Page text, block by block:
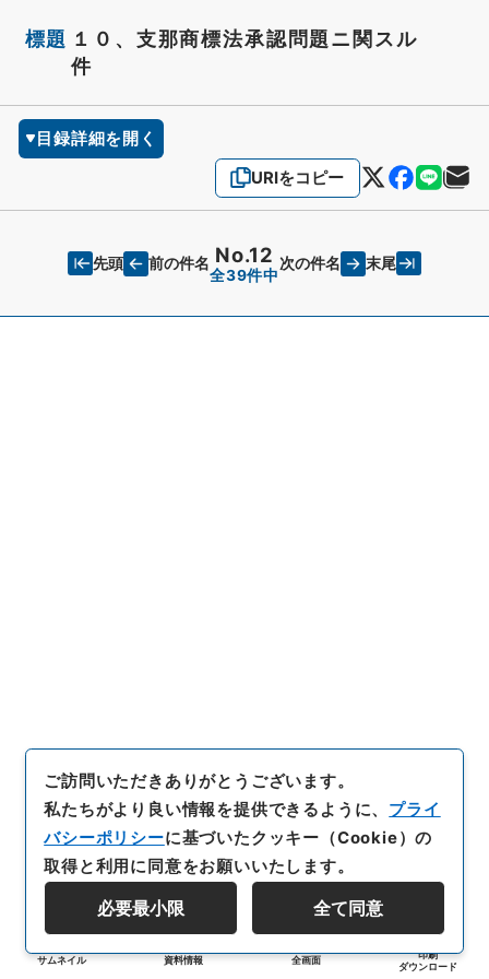
標題 １０、支那商標法承認問題ニ関スル
件
目録詳細を開く
URIをコピー
先頭 前の件名 No.12
全39件中
次の件名 末尾
サムネイル 資料情報 全画面
印刷
ダウンロード
ご訪問いただきありがとうございます。
私たちがより良い情報を提供できるように、 プライ
バシーポリシーに基づいたクッキー（Cookie）の
取得と利用に同意をお願いいたします。
必要最小限 全て同意